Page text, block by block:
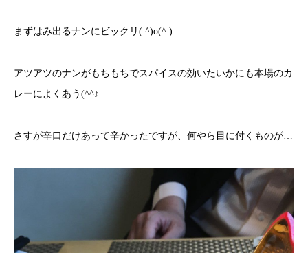
まずはみ出るナンにビックリ( ^)o(^ )
アツアツのナンがもちもちでスパイスの効いたいかにも本場のカ
レーによくあう(^^♪
さすが辛口だけあって辛かったですが、何やら目に付くものが…